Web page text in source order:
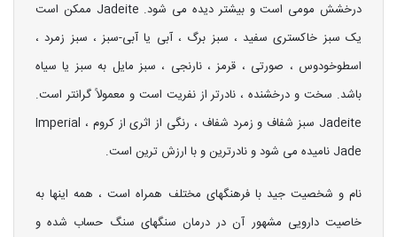
درخشش مومی است و بیشتر دیده می شود. Jadeite ممکن است
یک سبز خاکستری سفید ، سبز برگ ، آبی یا آبی-سبز ، سبز زمرد ،
اسطوخودوس ، صورتی ، قرمز ، نارنجی ، سبز مایل به سبز یا سیاه
باشد. سخت و درخشنده ، نادرتر از نفریت است و معمولاً گرانتر است.
Jadeite سبز شفاف و زمرد شفاف ، رنگی از اثری از کروم ، Imperial
Jade نامیده می شود و نادرترین و با ارزش ترین است.
نام و شخصیت جید با فرهنگهای مختلف همراه است ، همه اینها به
خاصیت دارویی مشهور آن در درمان سنگهای سنگ حساب شده و